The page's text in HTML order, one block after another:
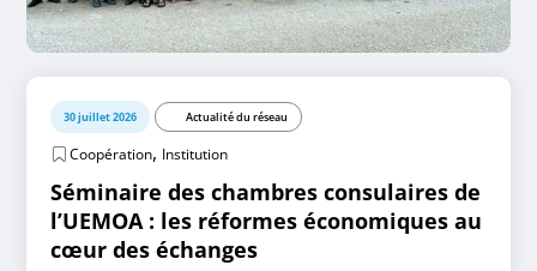
30 juillet 2026 Actualité du réseau
Coopération, Institution
Séminaire des chambres consulaires de
l’UEMOA : les réformes économiques au
cœur des échanges